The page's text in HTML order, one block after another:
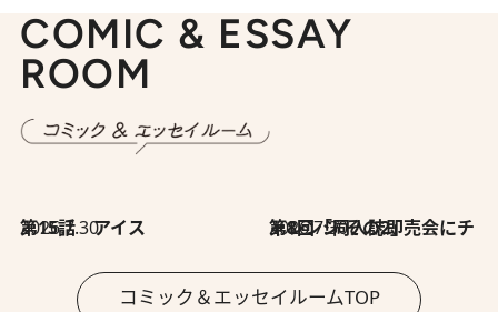
COMIC & ESSAY
ROOM
2026.7.30
第15話 アイス 2026.7.30
第8回「同人誌即売会にチャレンジ その2」
コミック＆エッセイルームTOP